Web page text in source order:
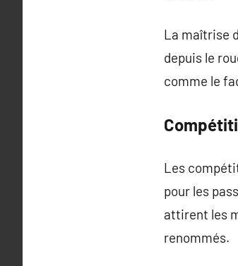
La maîtrise
depuis le
comme le
Les
pour les
attirent les
renommés.